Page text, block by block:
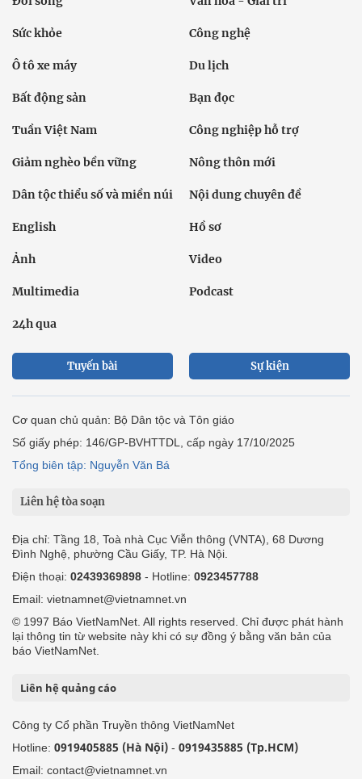
Sức khỏe Công nghệ
Ô tô xe máy Du lịch
Bất động sản Bạn đọc
Tuần Việt Nam Công nghiệp hỗ trợ
Giảm nghèo bền vững Nông thôn mới
Dân tộc thiểu số và miền núi Nội dung chuyên đề
English Hồ sơ
Ảnh Video
Multimedia Podcast
24h qua
Tuyến bài Sự kiện
Cơ quan chủ quản: Bộ Dân tộc và Tôn giáo
Số giấy phép: 146/GP-BVHTTDL, cấp ngày 17/10/2025
Tổng biên tập: Nguyễn Văn Bá
Liên hệ tòa soạn
Địa chỉ: Tầng 18, Toà nhà Cục Viễn thông (VNTA), 68 Dương
Đình Nghệ, phường Cầu Giấy, TP. Hà Nội.
Điện thoại: 02439369898 - Hotline: 0923457788
Email: vietnamnet@vietnamnet.vn
© 1997 Báo VietNamNet. All rights reserved. Chỉ được phát hành
lại thông tin từ website này khi có sự đồng ý bằng văn bản của
báo VietNamNet.
Liên hệ quảng cáo
Công ty Cổ phần Truyền thông VietNamNet
Hotline: 0919405885 (Hà Nội) - 0919435885 (Tp.HCM)
Email: contact@vietnamnet.vn